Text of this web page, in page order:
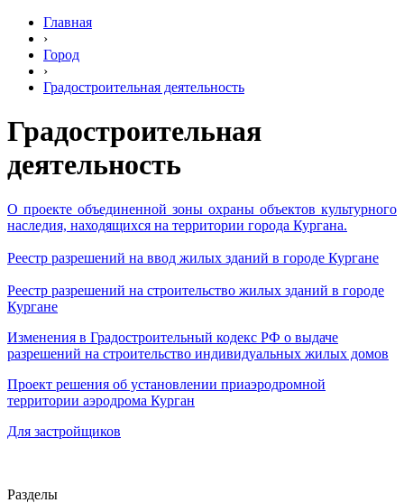
Главная
›
Город
›
Градостроительная деятельность
Градостроительная
деятельность
О проекте объединенной зоны охраны объектов культурного
наследия, находящихся на территории города Кургана.
Реестр разрешений на ввод жилых зданий в городе Кургане
Реестр разрешений на строительство жилых зданий в городе
Кургане
Изменения в Градостроительный кодекс РФ о выдаче
разрешений на строительство индивидуальных жилых домов
Проект решения об установлении приаэродромной
территории аэродрома Курган
Для застройщиков
Разделы